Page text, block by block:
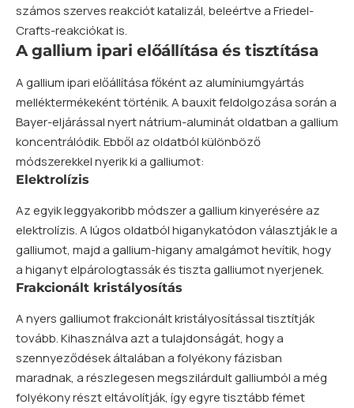
számos szerves reakciót katalizál, beleértve a Friedel-
Crafts-reakciókat is.
A gallium ipari előállítása és tisztítása
A gallium ipari előállítása főként az alumíniumgyártás
melléktermékeként történik. A bauxit feldolgozása során a
Bayer-eljárással nyert nátrium-aluminát oldatban a gallium
koncentrálódik. Ebből az oldatból különböző
módszerekkel nyerik ki a galliumot:
Elektrolízis
Az egyik leggyakoribb módszer a gallium kinyerésére az
elektrolízis. A lúgos oldatból higanykatódon választják le a
galliumot, majd a gallium-higany amalgámot hevítik, hogy
a higanyt elpárologtassák és tiszta galliumot nyerjenek.
Frakcionált kristályosítás
A nyers galliumot frakcionált kristályosítással tisztítják
tovább. Kihasználva azt a tulajdonságát, hogy a
szennyeződések általában a folyékony fázisban
maradnak, a részlegesen megszilárdult galliumból a még
folyékony részt eltávolítják, így egyre tisztább fémet